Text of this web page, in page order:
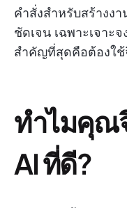
คำสั่งสำหรับสร้างง
ชัดเจน เฉพาะเจาะ
สำคัญที่สุดคือต้องใช้
ทำไมคุณ
AI ที่ดี?